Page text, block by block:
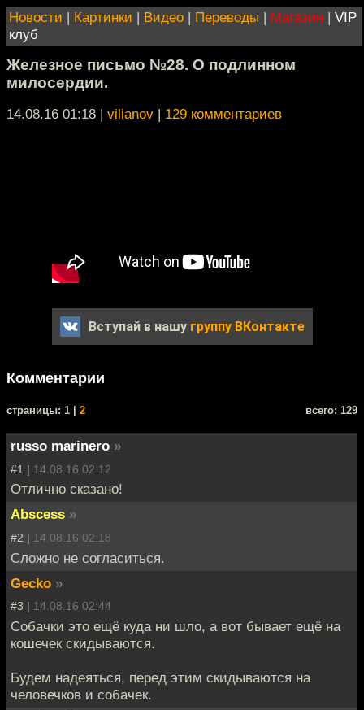
Новости | Картинки | Видео | Переводы | Магазин | VIP
клуб
Железное письмо №28. О подлинном
милосердии.
14.08.16 01:18 | vilianov | 129 комментариев
Вступай в нашу группу ВКонтакте
Комментарии
cтраницы: 1 | 2 всего: 129
russo marinero »
#1 | 14.08.16 02:12
Отлично сказано!
Abscess »
#2 | 14.08.16 02:18
Сложно не согласиться.
Gecko »
#3 | 14.08.16 02:44
Собачки это ещё куда ни шло, а вот бывает ещё на
кошечек скидываются.
Будем надеяться, перед этим скидываются на
человечков и собачек.